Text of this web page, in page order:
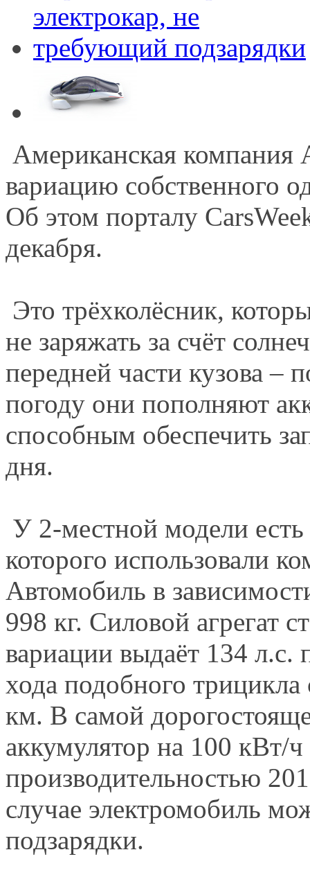
Американская компания
вариацию собственного
Об этом порталу
декабря.
Это трёхколёсник,
не заряжать за счёт
передней части кузова –
погоду они пополняют
способным обеспечить
дня.
У 2-местной модели есть
которого использовали
Автомобиль в
998 кг. Силовой агрегат
вариации выдаёт 134 л.с.
хода подобного трицикла
км. В самой
аккумулятор на 100 кВт/
производительностью
случае электромобиль
подзарядки.